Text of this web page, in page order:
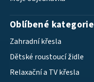
Oblíbené kategorie
Zahradní křesla
Dětské roustoucí židle
Relaxační a TV křesla